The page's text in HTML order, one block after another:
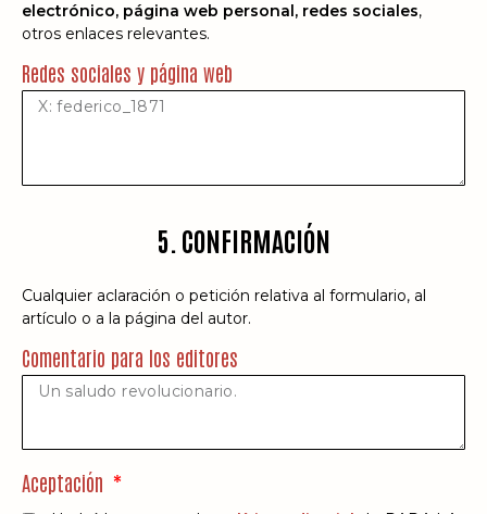
electrónico, página web personal, redes sociales,
otros enlaces relevantes.
Redes sociales y página web
5. CONFIRMACIÓN
Cualquier aclaración o petición relativa al formulario, al
artículo o a la página del autor.
Comentario para los editores
Aceptación